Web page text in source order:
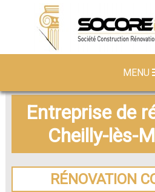
MENU
Entreprise de
Cheilly-lès-
RÉNOVATION